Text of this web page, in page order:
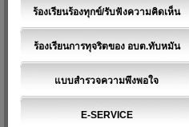
ร้องเรียนร้องทุกข์/รับฟังความคิดเห็น
ร้องเรียนการทุจริตของ อบต.ทับหมัน
แบบสำรวจความพึงพอใจ
E-SERVICE